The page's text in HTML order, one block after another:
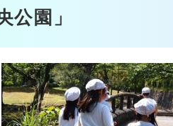
園」